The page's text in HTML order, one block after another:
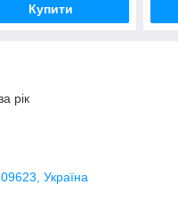
Купити
рік
Україна